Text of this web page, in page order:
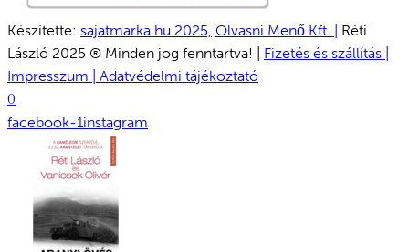
Készítette: sajatmarka.hu 2025, Olvasni Menő Kft. |
Réti
László 2025 ® Minden jog fenntartva! | Fizetés és szállítás |
Impresszum | Adatvédelmi tájékoztató
0
facebook-1instagram